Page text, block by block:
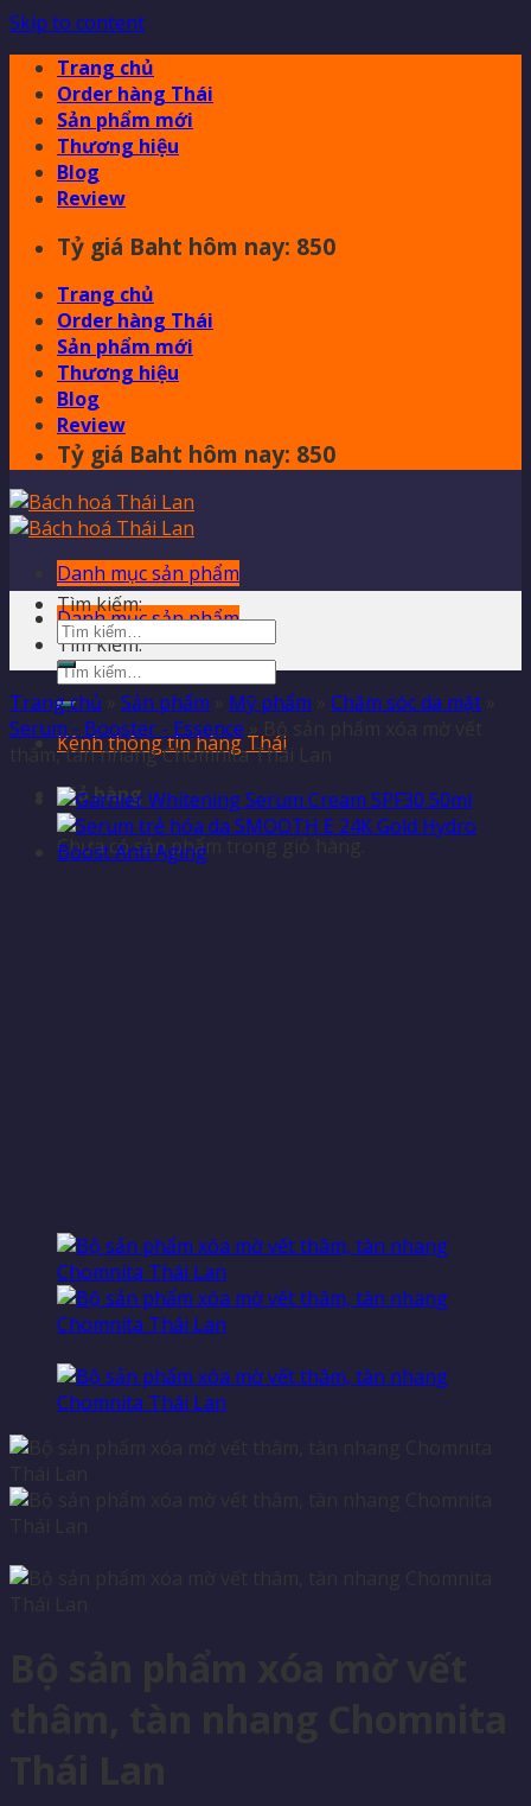
Skip to content
Trang chủ
Order hàng Thái
Sản phẩm mới
Thương hiệu
Blog
Review
Tỷ giá Baht hôm nay: 850
Trang chủ
Order hàng Thái
Sản phẩm mới
Thương hiệu
Blog
Review
Tỷ giá Baht hôm nay: 850
Danh mục sản phẩm
Danh mục sản phẩm
Tìm kiếm:
Kênh thông tin hàng Thái
Giỏ hàng
Chưa có sản phẩm trong giỏ hàng.
Tìm kiếm:
Trang chủ Sản phẩm Mỹ phẩm Chăm sóc da mặt
Serum - Booster - Essence
thâm, tàn nhang Chomnita Thái Lan